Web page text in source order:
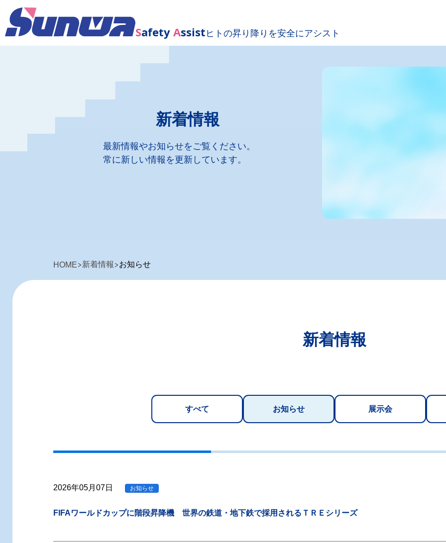
Safety Assist ヒトの昇り降りを安全にアシスト
新着情報
最新情報やお知らせをご覧ください。
常に新しい情報を更新しています。
HOME 新着情報 お知らせ
新着情報
すべて お知らせ 展示会
2026年05月07日 お知らせ
FIFAワールドカップに階段昇降機 世界の鉄道・地下鉄で採用されるＴＲＥシリーズ